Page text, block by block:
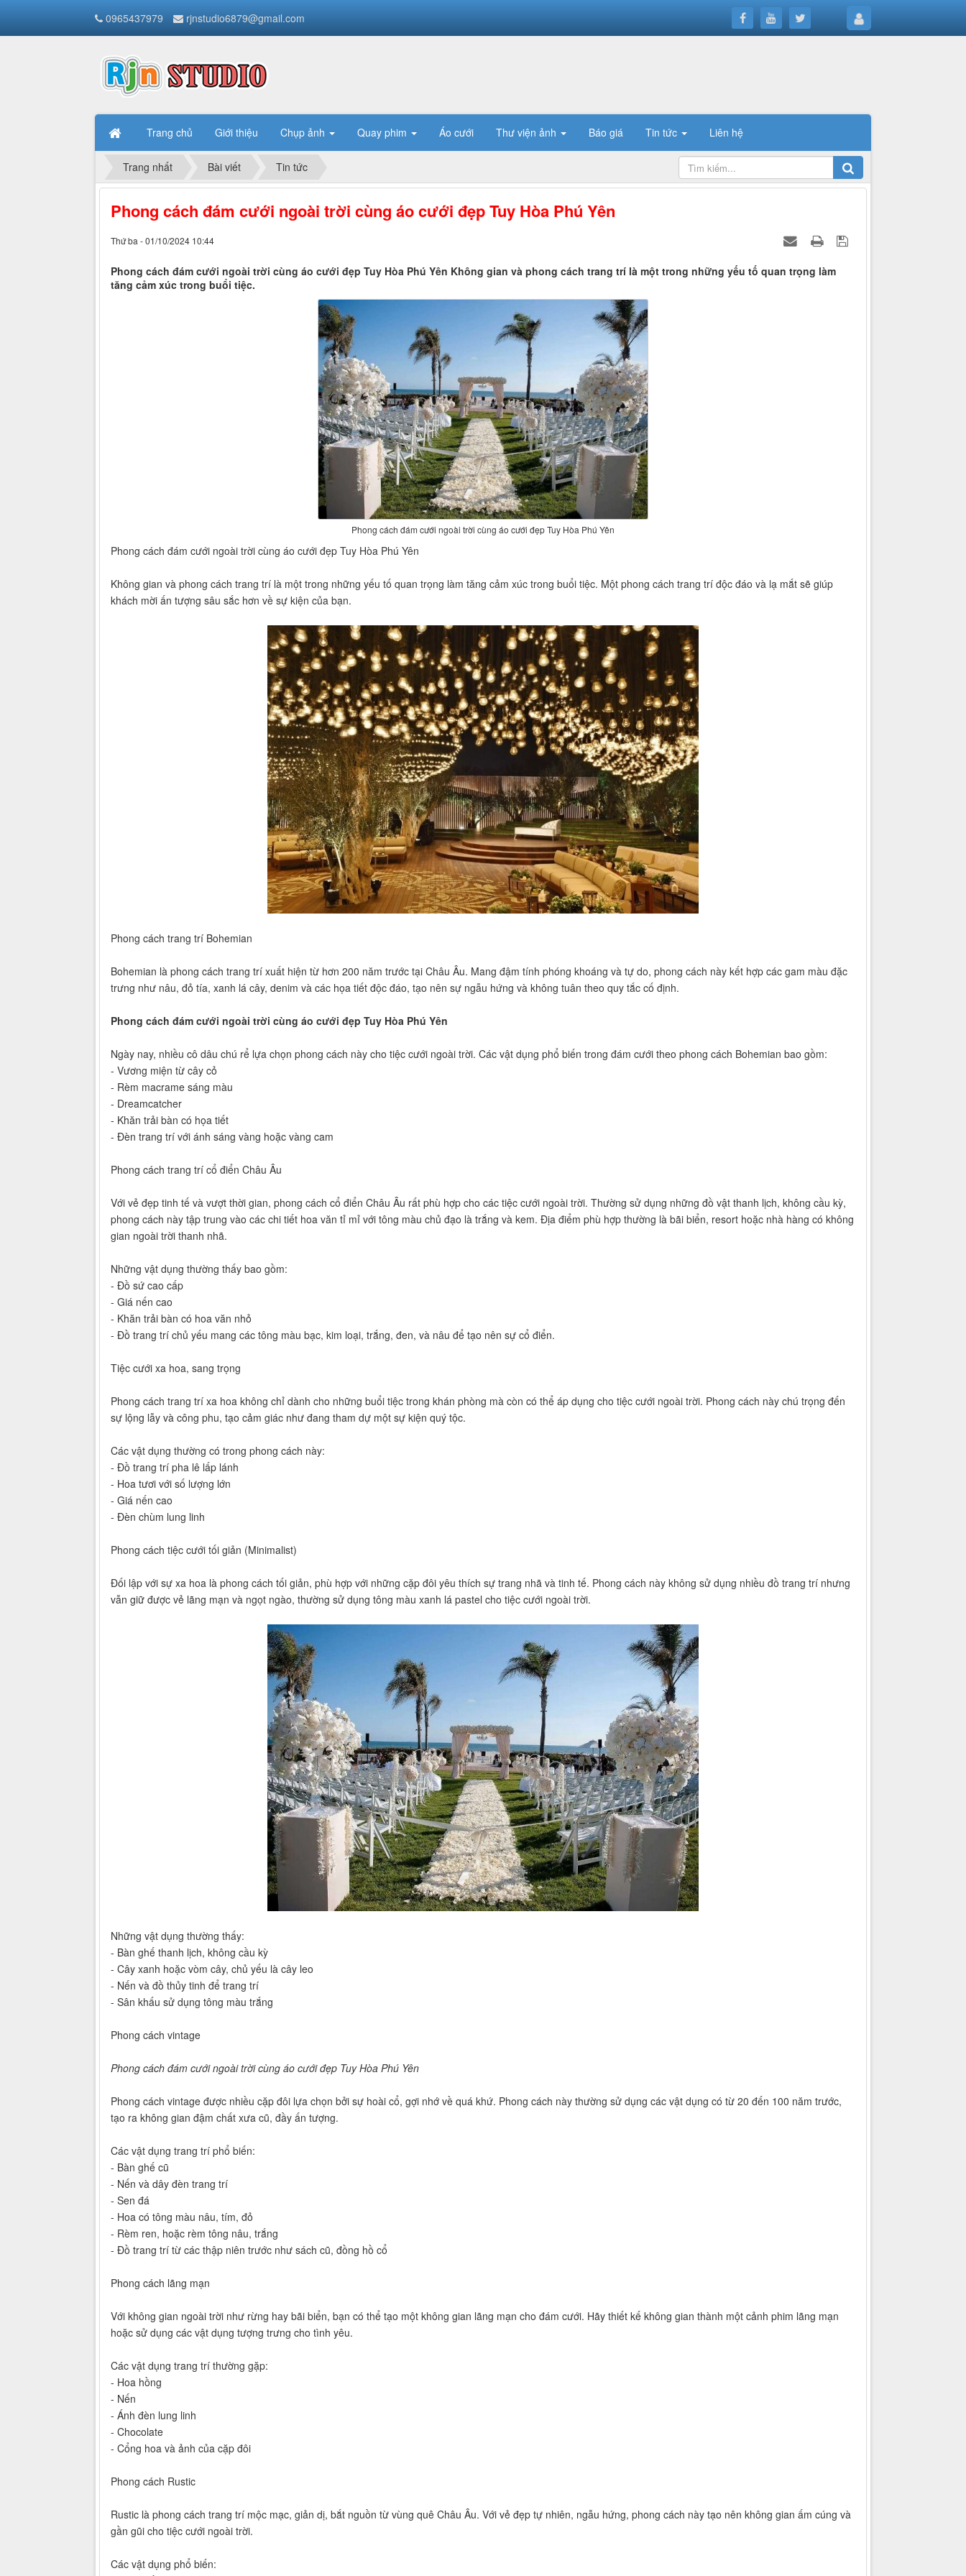
0965437979 rjnstudio6879@gmail.com
Trang chủ Giới thiệu Chụp ảnh Quay phim Áo cưới Thư viện ảnh Báo giá Tin tức Liên hệ
Trang nhất Bài viết Tin tức
Phong cách đám cưới ngoài trời cùng áo cưới đẹp Tuy Hòa Phú Yên
Thứ ba - 01/10/2024 10:44
Phong cách đám cưới ngoài trời cùng áo cưới đẹp Tuy Hòa Phú Yên Không gian và phong cách trang trí là một trong những yếu tố quan trọng làm
tăng cảm xúc trong buổi tiệc.
Phong cách đám cưới ngoài trời cùng áo cưới đẹp Tuy Hòa Phú Yên
Phong cách đám cưới ngoài trời cùng áo cưới đẹp Tuy Hòa Phú Yên
Không gian và phong cách trang trí là một trong những yếu tố quan trọng làm tăng cảm xúc trong buổi tiệc. Một phong cách trang trí độc đáo và lạ mắt sẽ giúp
khách mời ấn tượng sâu sắc hơn về sự kiện của bạn.
Phong cách trang trí Bohemian
Bohemian là phong cách trang trí xuất hiện từ hơn 200 năm trước tại Châu Âu. Mang đậm tính phóng khoáng và tự do, phong cách này kết hợp các gam màu đặc
trưng như nâu, đỏ tía, xanh lá cây, denim và các họa tiết độc đáo, tạo nên sự ngẫu hứng và không tuân theo quy tắc cố định.
Phong cách đám cưới ngoài trời cùng áo cưới đẹp Tuy Hòa Phú Yên
Ngày nay, nhiều cô dâu chú rể lựa chọn phong cách này cho tiệc cưới ngoài trời. Các vật dụng phổ biến trong đám cưới theo phong cách Bohemian bao gồm:
- Vương miện từ cây cỏ
- Rèm macrame sáng màu
- Dreamcatcher
- Khăn trải bàn có họa tiết
- Đèn trang trí với ánh sáng vàng hoặc vàng cam
Phong cách trang trí cổ điển Châu Âu
Với vẻ đẹp tinh tế và vượt thời gian, phong cách cổ điển Châu Âu rất phù hợp cho các tiệc cưới ngoài trời. Thường sử dụng những đồ vật thanh lịch, không cầu kỳ,
phong cách này tập trung vào các chi tiết hoa văn tỉ mỉ với tông màu chủ đạo là trắng và kem. Địa điểm phù hợp thường là bãi biển, resort hoặc nhà hàng có không
gian ngoài trời thanh nhã.
Những vật dụng thường thấy bao gồm:
- Đồ sứ cao cấp
- Giá nến cao
- Khăn trải bàn có hoa văn nhỏ
- Đồ trang trí chủ yếu mang các tông màu bạc, kim loại, trắng, đen, và nâu để tạo nên sự cổ điển.
Tiệc cưới xa hoa, sang trọng
Phong cách trang trí xa hoa không chỉ dành cho những buổi tiệc trong khán phòng mà còn có thể áp dụng cho tiệc cưới ngoài trời. Phong cách này chú trọng đến
sự lộng lẫy và công phu, tạo cảm giác như đang tham dự một sự kiện quý tộc.
Các vật dụng thường có trong phong cách này:
- Đồ trang trí pha lê lấp lánh
- Hoa tươi với số lượng lớn
- Giá nến cao
- Đèn chùm lung linh
Phong cách tiệc cưới tối giản (Minimalist)
Đối lập với sự xa hoa là phong cách tối giản, phù hợp với những cặp đôi yêu thích sự trang nhã và tinh tế. Phong cách này không sử dụng nhiều đồ trang trí nhưng
vẫn giữ được vẻ lãng mạn và ngọt ngào, thường sử dụng tông màu xanh lá pastel cho tiệc cưới ngoài trời.
Những vật dụng thường thấy:
- Bàn ghế thanh lịch, không cầu kỳ
- Cây xanh hoặc vòm cây, chủ yếu là cây leo
- Nến và đồ thủy tinh để trang trí
- Sân khấu sử dụng tông màu trắng
Phong cách vintage
Phong cách đám cưới ngoài trời cùng áo cưới đẹp Tuy Hòa Phú Yên
Phong cách vintage được nhiều cặp đôi lựa chọn bởi sự hoài cổ, gợi nhớ về quá khứ. Phong cách này thường sử dụng các vật dụng có từ 20 đến 100 năm trước,
tạo ra không gian đậm chất xưa cũ, đầy ấn tượng.
Các vật dụng trang trí phổ biến:
- Bàn ghế cũ
- Nến và dây đèn trang trí
- Sen đá
- Hoa có tông màu nâu, tím, đỏ
- Rèm ren, hoặc rèm tông nâu, trắng
- Đồ trang trí từ các thập niên trước như sách cũ, đồng hồ cổ
Phong cách lãng mạn
Với không gian ngoài trời như rừng hay bãi biển, bạn có thể tạo một không gian lãng mạn cho đám cưới. Hãy thiết kế không gian thành một cảnh phim lãng mạn
hoặc sử dụng các vật dụng tượng trưng cho tình yêu.
Các vật dụng trang trí thường gặp:
- Hoa hồng
- Nến
- Ánh đèn lung linh
- Chocolate
- Cổng hoa và ảnh của cặp đôi
Phong cách Rustic
Rustic là phong cách trang trí mộc mạc, giản dị, bắt nguồn từ vùng quê Châu Âu. Với vẻ đẹp tự nhiên, ngẫu hứng, phong cách này tạo nên không gian ấm cúng và
gần gũi cho tiệc cưới ngoài trời.
Các vật dụng phổ biến: